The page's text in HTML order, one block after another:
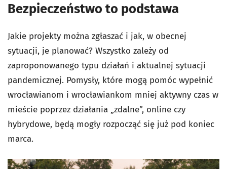
Bezpieczeństwo to podstawa
Jakie projekty można zgłaszać i jak, w obecnej
sytuacji, je planować? Wszystko zależy od
zaproponowanego typu działań i aktualnej sytuacji
pandemicznej. Pomysły, które mogą pomóc wypełnić
wrocławianom i wrocławiankom mniej aktywny czas w
mieście poprzez działania „zdalne”, online czy
hybrydowe, będą mogły rozpocząć się już pod koniec
marca.